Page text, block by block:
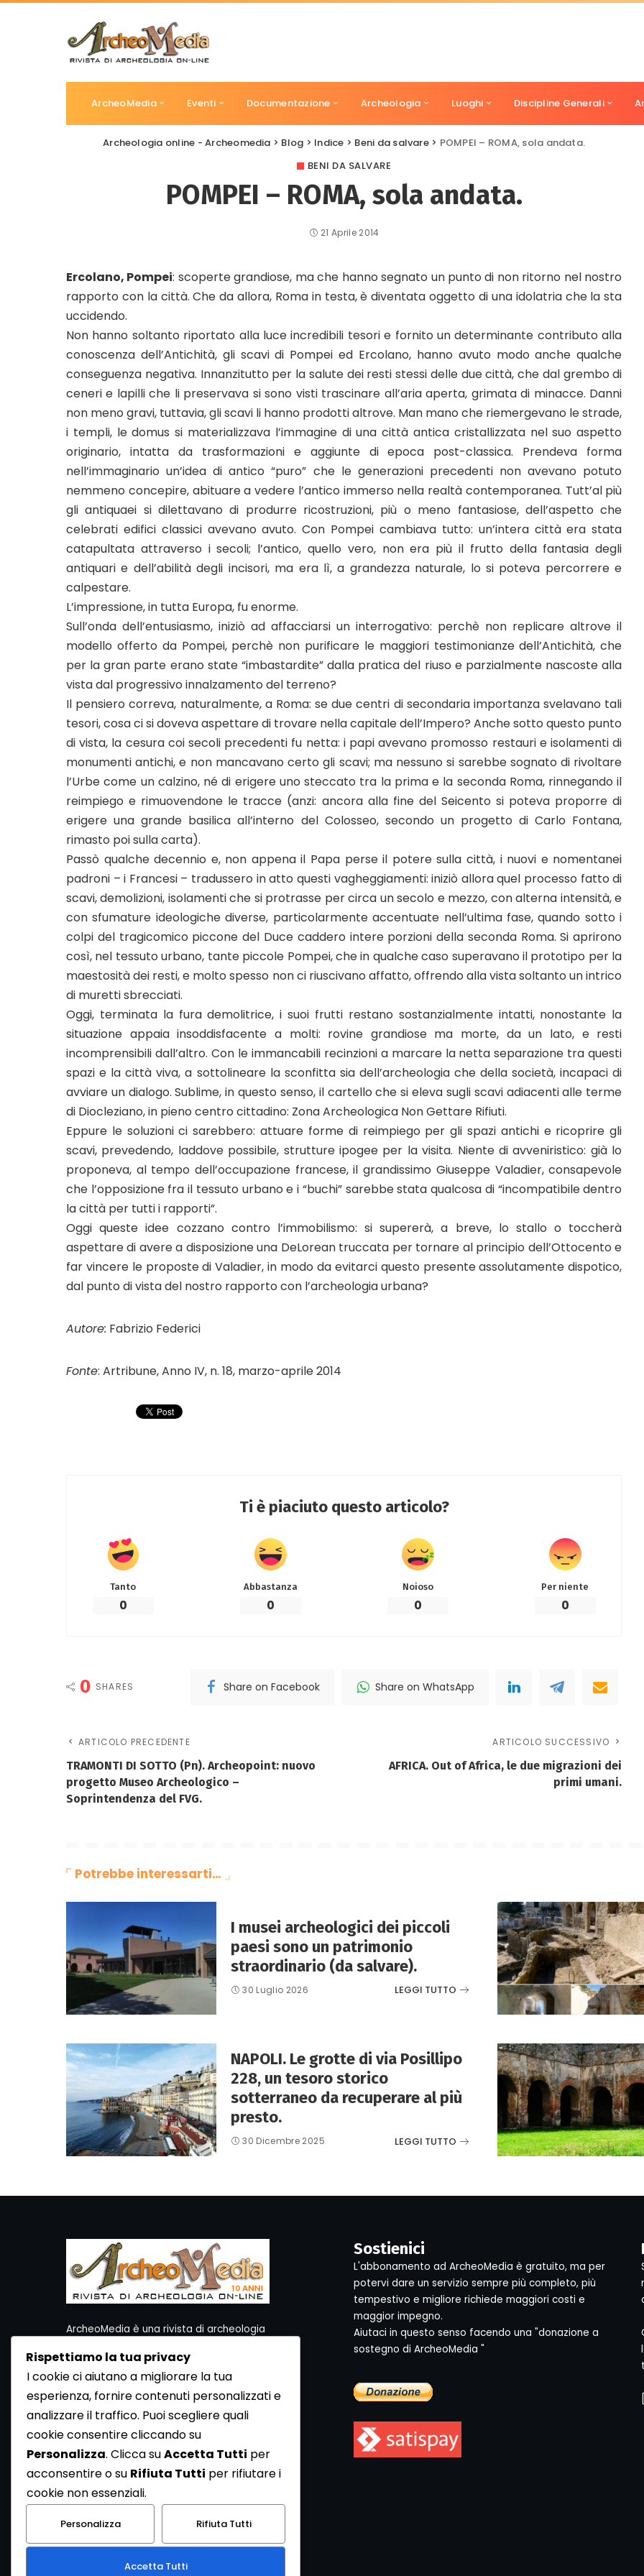
ArcheoMedia Eventi Documentazione Archeologia Luoghi Discipline Generali
Archeologia online - Archeomedia > Blog > Indice > Beni da salvare> POMPEI – ROMA, sola andata.
BENI DA SALVARE
POMPEI – ROMA, sola andata.
21 Aprile 2014
Ercolano, Pompei: scoperte grandiose, ma che hanno segnato un punto di non ritorno nel nostro
rapporto con la città. Che da allora, Roma in testa, è diventata oggetto di una idolatria che la sta
uccidendo.
Non hanno soltanto riportato alla luce incredibili tesori e fornito un determinante contributo alla
conoscenza dell’Antichità, gli scavi di Pompei ed Ercolano, hanno avuto modo anche qualche
conseguenza negativa. Innanzitutto per la salute dei resti stessi delle due città, che dal grembo di
ceneri e lapilli che li preservava si sono visti trascinare all’aria aperta, grimata di minacce. Danni
non meno gravi, tuttavia, gli scavi li hanno prodotti altrove. Man mano che riemergevano le strade,
i templi, le domus si materializzava l’immagine di una città antica cristallizzata nel suo aspetto
originario, intatta da trasformazioni e aggiunte di epoca post-classica. Prendeva forma
nell’immaginario un’idea di antico “puro” che le generazioni precedenti non avevano potuto
nemmeno concepire, abituare a vedere l’antico immerso nella realtà contemporanea. Tutt’al più
gli antiquaei si dilettavano di produrre ricostruzioni, più o meno fantasiose, dell’aspetto che
celebrati edifici classici avevano avuto. Con Pompei cambiava tutto: un’intera città era stata
catapultata attraverso i secoli; l’antico, quello vero, non era più il frutto della fantasia degli
antiquari e dell’abilità degli incisori, ma era lì, a grandezza naturale, lo si poteva percorrere e
calpestare.
L’impressione, in tutta Europa, fu enorme.
Sull’onda dell’entusiasmo, iniziò ad affacciarsi un interrogativo: perchè non replicare altrove il
modello offerto da Pompei, perchè non purificare le maggiori testimonianze dell’Antichità, che
per la gran parte erano state “imbastardite” dalla pratica del riuso e parzialmente nascoste alla
vista dal progressivo innalzamento del terreno?
Il pensiero correva, naturalmente, a Roma: se due centri di secondaria importanza svelavano tali
tesori, cosa ci si doveva aspettare di trovare nella capitale dell’Impero? Anche sotto questo punto
di vista, la cesura coi secoli precedenti fu netta: i papi avevano promosso restauri e isolamenti di
monumenti antichi, e non mancavano certo gli scavi; ma nessuno si sarebbe sognato di rivoltare
l’Urbe come un calzino, né di erigere uno steccato tra la prima e la seconda Roma, rinnegando il
reimpiego e rimuovendone le tracce (anzi: ancora alla fine del Seicento si poteva proporre di
erigere una grande basilica all’interno del Colosseo, secondo un progetto di Carlo Fontana,
rimasto poi sulla carta).
Passò qualche decennio e, non appena il Papa perse il potere sulla città, i nuovi e nomentanei
padroni – i Francesi – tradussero in atto questi vagheggiamenti: iniziò allora quel processo fatto di
scavi, demolizioni, isolamenti che si protrasse per circa un secolo e mezzo, con alterna intensità, e
con sfumature ideologiche diverse, particolarmente accentuate nell’ultima fase, quando sotto i
colpi del tragicomico piccone del Duce caddero intere porzioni della seconda Roma. Si aprirono
così, nel tessuto urbano, tante piccole Pompei, che in qualche caso superavano il prototipo per la
maestosità dei resti, e molto spesso non ci riuscivano affatto, offrendo alla vista soltanto un intrico
di muretti sbrecciati.
Oggi, terminata la fura demolitrice, i suoi frutti restano sostanzialmente intatti, nonostante la
situazione appaia insoddisfacente a molti: rovine grandiose ma morte, da un lato, e resti
incomprensibili dall’altro. Con le immancabili recinzioni a marcare la netta separazione tra questi
spazi e la città viva, a sottolineare la sconfitta sia dell’archeologia che della società, incapaci di
avviare un dialogo. Sublime, in questo senso, il cartello che si eleva sugli scavi adiacenti alle terme
di Diocleziano, in pieno centro cittadino: Zona Archeologica Non Gettare Rifiuti.
Eppure le soluzioni ci sarebbero: attuare forme di reimpiego per gli spazi antichi e ricoprire gli
scavi, prevedendo, laddove possibile, strutture ipogee per la visita. Niente di avveniristico: già lo
proponeva, al tempo dell’occupazione francese, il grandissimo Giuseppe Valadier, consapevole
che l’opposizione fra il tessuto urbano e i “buchi” sarebbe stata qualcosa di “incompatibile dentro
la città per tutti i rapporti”.
Oggi queste idee cozzano contro l’immobilismo: si supererà, a breve, lo stallo o toccherà
aspettare di avere a disposizione una DeLorean truccata per tornare al principio dell’Ottocento e
far vincere le proposte di Valadier, in modo da evitarci questo presente assolutamente dispotico,
dal punto di vista del nostro rapporto con l’archeologia urbana?
Autore: Fabrizio Federici
Fonte: Artribune, Anno IV, n. 18, marzo-aprile 2014
Ti è piaciuto questo articolo?
Tanto
0
Abbastanza
0
Noioso
0
Per niente
0
0 SHARES Share on Facebook Share on WhatsApp
ARTICOLO PRECEDENTE
TRAMONTI DI SOTTO (Pn). Archeopoint: nuovo
progetto Museo Archeologico –
Soprintendenza del FVG.
ARTICOLO SUCCESSIVO
AFRICA. Out of Africa, le due migrazioni dei
primi umani.
Potrebbe interessarti…
I musei archeologici dei piccoli
paesi sono un patrimonio
straordinario (da salvare).
30 Luglio 2026 LEGGI TUTTO
NAPOLI. Le grotte di via Posillipo
228, un tesoro storico
sotterraneo da recuperare al più
presto.
30 Dicembre 2025 LEGGI TUTTO
ArcheoMedia è una rivista di archeologia
Per contattare la Redazione potete utilizzare i
seguenti recapiti:
Redazione ArcheoMedia c/o Mediares S.c.
Via Gioberti 80/D - 10128 Torino
Tel 011.5806363 - Fax 011.5808561
http://www.mediares.to.it
http://www.didatticatorino.it
Sostienici
L'abbonamento ad ArcheoMedia è gratuito, ma per
potervi dare un servizio sempre più completo, più
tempestivo e migliore richiede maggiori costi e
maggior impegno.
Aiutaci in questo senso facendo una "donazione a
sostegno di ArcheoMedia "
[
Rispettiamo la tua privacy
I cookie ci aiutano a migliorare la tua
esperienza, fornire contenuti personalizzati e
analizzare il traffico. Puoi scegliere quali
cookie consentire cliccando su
Personalizza. Clicca suAccetta Tutti per
acconsentire o su Rifiuta Tutti per rifiutare i
cookie non essenziali.
Personalizza Rifiuta Tutti
Accetta Tutti